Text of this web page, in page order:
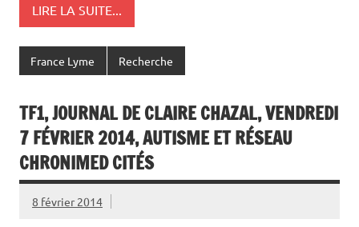
LIRE LA SUITE...
France Lyme Recherche
TF1, JOURNAL DE CLAIRE CHAZAL, VENDREDI
7 FÉVRIER 2014, AUTISME ET RÉSEAU
CHRONIMED CITÉS
8 février 2014